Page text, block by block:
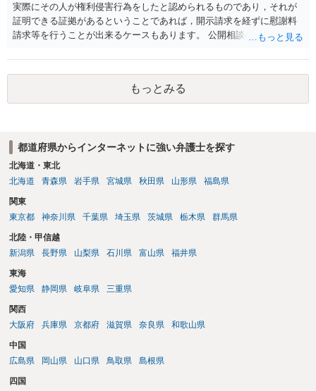
実際にその人が権利侵害行為をしたと認められるものであり，それが
証明できる証拠があるということであれば，開示請求を経ずに慰謝料
請求等を行うことが出来るケースもあります。 公開相談の場では回答
に個別に相談されると良いでしょう。
もっとみる
都道府県からインターネットに強い弁護士を探す
北海道・東北
北海道
青森県 岩手県 宮城県 秋田県 山形県 福島県
関東
東京都
神奈川県 千葉県 埼玉県 茨城県 栃木県 群馬県
北陸・甲信越
新潟県
長野県 山梨県 石川県 富山県 福井県
東海
愛知県
静岡県 岐阜県 三重県
関西
大阪府
兵庫県 京都府 滋賀県 奈良県 和歌山県
中国
広島県
岡山県 山口県 鳥取県 島根県
四国